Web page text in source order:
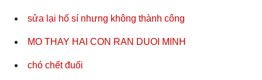
sửa lại hố sí nhưng không thành công
MO THAY HAI CON RAN DUOI MINH
chó chết đuối